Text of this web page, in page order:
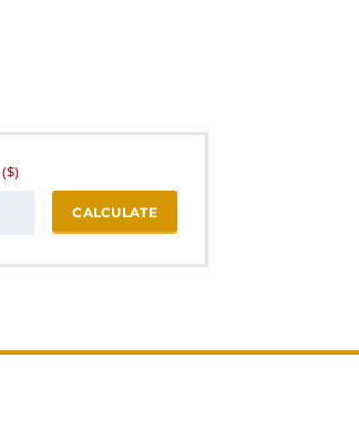
($)
CALCULATE